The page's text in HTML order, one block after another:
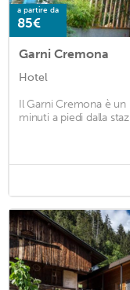
a partire da
85€
Garni Cremona
Hotel
Il Garni Cremona è un
minuti a piedi dalla